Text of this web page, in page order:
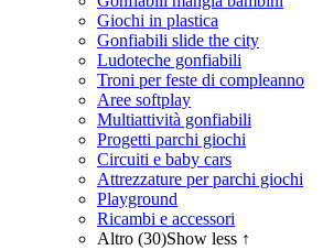
Giochi in plastica
Gonfiabili slide the city
Ludoteche gonfiabili
Troni per feste di compleanno
Aree softplay
Multiattività gonfiabili
Progetti parchi giochi
Circuiti e baby cars
Attrezzature per parchi giochi
Playground
Ricambi e accessori
Altro (30)Show less ↑